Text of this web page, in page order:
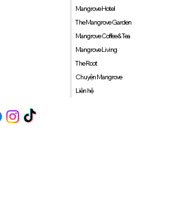
Mangrove Hotel
The Mangrove Garden
Mangrove Coffee & Tea
Mangrove Living
The Root
Chuyện Mangrove
Liên hệ